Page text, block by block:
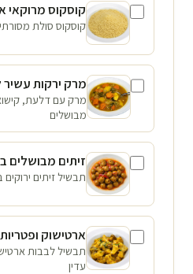
קוסקוס מרוקאי
קוסקוס סולת
מרק ירקות עשיר
מרק עם דלעת,
מבושלים
זיתים מבושלים
תבשיל זיתים ירוקים
ארטישוק ופטריות
תבשיל לבבות
עדין